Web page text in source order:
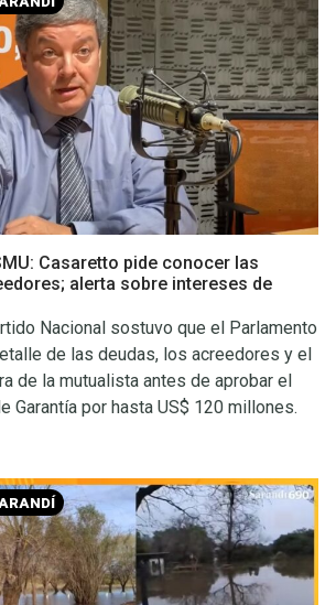
Casaretto pide conocer las
alerta sobre intereses de
Nacional sostuvo que el Parlamento
de las deudas, los acreedores y el
de la mutualista antes de aprobar el
Garantía por hasta US$ 120 millones.